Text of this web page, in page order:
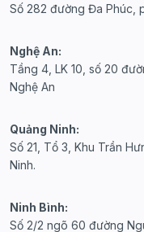
Số 282 đường Đa Phúc,
Nghệ An:
Tầng 4, LK 10, số 20
Nghệ An
Quảng Ninh:
Số 21, Tổ 3, Khu Trần
Ninh.
Ninh Bình:
Số 2/2 ngõ 60 đường